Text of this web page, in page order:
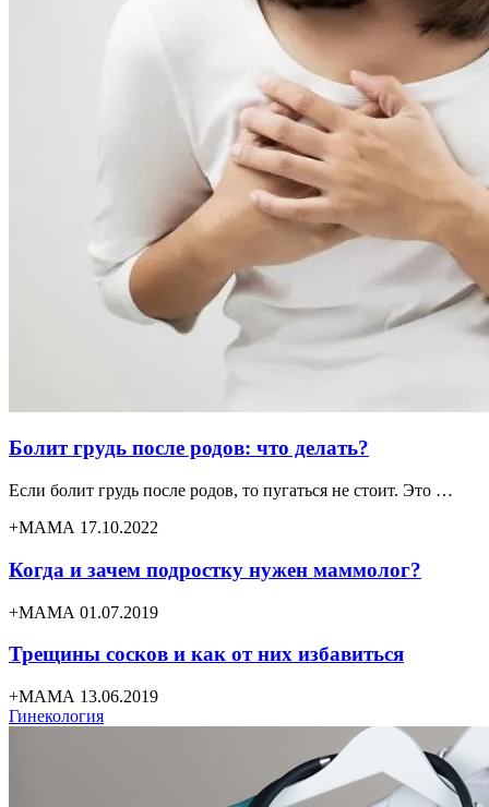
Болит грудь после родов: что делать?
Если болит грудь после родов, то пугаться не стоит. Это …
+МАМА 17.10.2022
Когда и зачем подростку нужен маммолог?
+МАМА 01.07.2019
Трещины сосков и как от них избавиться
+МАМА 13.06.2019
Гинекология